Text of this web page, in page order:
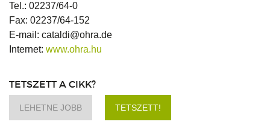
Tel.: 02237/64-0
Fax: 02237/64-152
E-mail: cataldi@ohra.de
Internet: www.ohra.hu
TETSZETT A CIKK?
LEHETNE JOBB TETSZETT!